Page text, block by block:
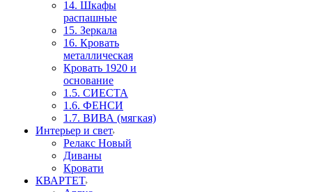
14. Шкафы
распашные
15. Зеркала
16. Кровать
металлическая
Кровать 1920 и
основание
1.5. СИЕСТА
1.6. ФЕНСИ
1.7. ВИВА (мягкая)
Интерьер и свет
Релакс Новый
Диваны
Кровати
КВАРТЕТ